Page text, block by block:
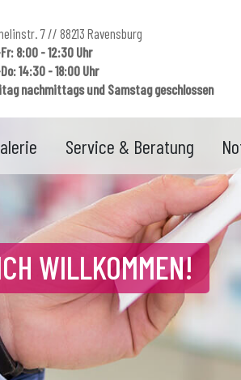
7 // 88213 Ravensburg
8:00 - 12:30 Uhr
14:30 - 18:00 Uhr
nachmittags und Samstag geschlossen
Service & Beratung
WILLKOMMEN!